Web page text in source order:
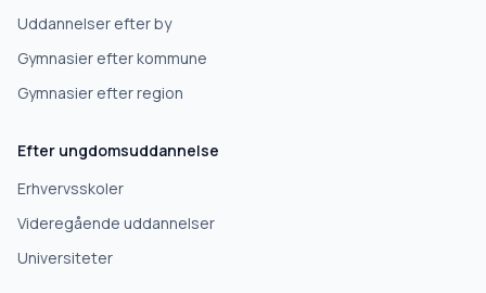
Højskole
Videregående uddannelse
Deles kun med gymnasier, der matcher det, du søger.
Uddannelser efter by
Gymnasier efter kommune
Gymnasier efter region
Efter ungdomsuddannelse
Erhvervsskoler
Videregående uddannelser
Universiteter